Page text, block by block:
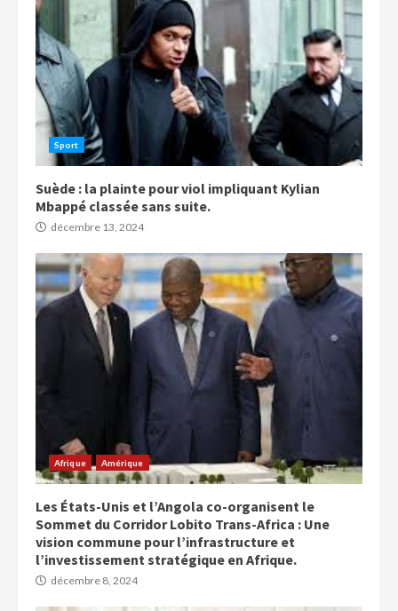
Sport
Suède : la plainte pour viol impliquant Kylian
Mbappé classée sans suite.
décembre 13, 2024
Afrique Amérique
Les États-Unis et l’Angola co-organisent le
Sommet du Corridor Lobito Trans-Africa : Une
vision commune pour l’infrastructure et
l’investissement stratégique en Afrique.
décembre 8, 2024